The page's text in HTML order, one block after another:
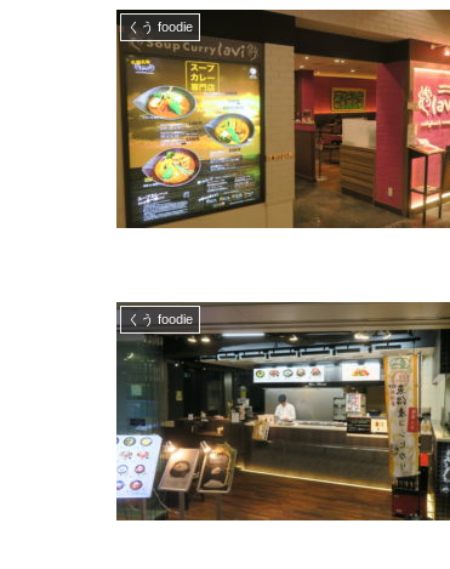
くう foodie
くう foodie